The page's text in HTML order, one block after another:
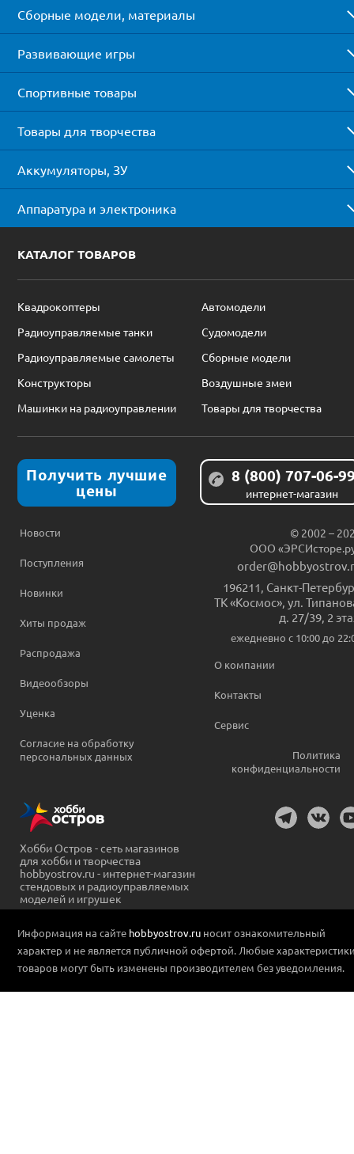
Сборные модели, материалы
Развивающие игры
Спортивные товары
Товары для творчества
Аккумуляторы, ЗУ
Аппаратура и электроника
КАТАЛОГ ТОВАРОВ
Квадрокоптеры
Автомодели
Радиоуправляемые танки
Судомодели
Радиоуправляемые самолеты
Сборные модели
Конструкторы
Воздушные змеи
Машинки на радиоуправлении
Товары для творчества
Получить лучшие
цены
8 (800) 707-06-
интернет-магазин
Новости
Поступления
Новинки
Хиты продаж
Распродажа
Видеообзоры
Уценка
Согласие на обработку
персональных данных
© 2002 –
ООО
196211 Санкт-
ТК «Космос», ул.
д. 27/39, 2
ежедневно c 10:00 до
О компании
Контакты
Сервис
Политика
конфиденциальности
Хобби Остров - сеть магазинов
для хобби и творчества
hobbyostrov.ru - интернет-магазин
стендовых и радиоуправляемых
моделей и игрушек
Информация на сайте hobbyostrov.ru носит ознакомительный
характер и не является публичной офертой. Любые
товаров могут быть изменены производителем без уведомления.